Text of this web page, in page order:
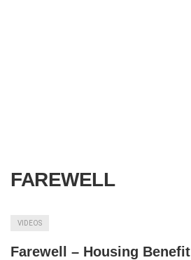
FAREWELL
VIDEOS
Farewell – Housing Benefit